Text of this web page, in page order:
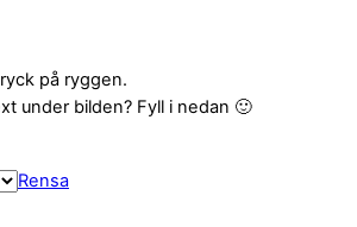
på ryggen.
under bilden? Fyll i nedan 🙂
Rensa